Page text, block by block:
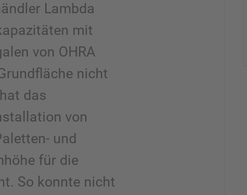
Lambda
mit
von OHRA
nicht
das
von
und
für die
So konnte nicht